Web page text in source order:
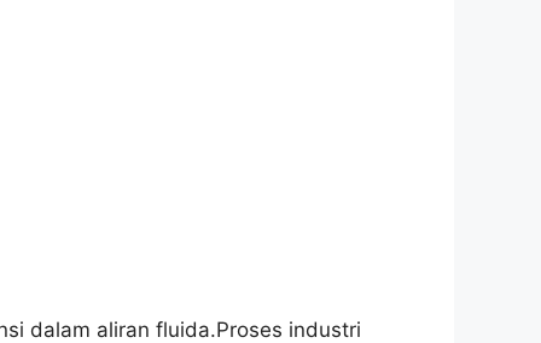
dalam aliran fluida.Proses industri